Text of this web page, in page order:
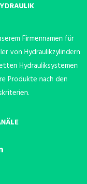
Firmennamen für
von Hydraulikzylindern
Hydrauliksystemen
Produkte nach den